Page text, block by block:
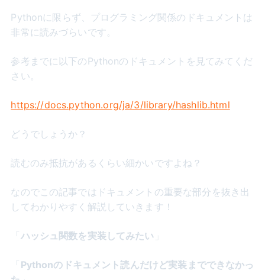
Pythonに限らず、プログラミング関係のドキュメントは
非常に読みづらいです。
参考までに以下のPythonのドキュメントを見てみてくだ
さい。
https://docs.python.org/ja/3/library/hashlib.html
どうでしょうか？
読むのみ抵抗があるくらい細かいですよね？
なのでこの記事ではドキュメントの重要な部分を抜き出
してわかりやすく解説していきます！
「 ハッシュ関数を実装してみたい
「 Pythonのドキュメント読んだけど実装までできなかっ